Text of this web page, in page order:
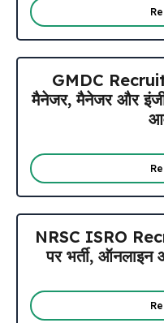
GMDC
मैनेजर, मैनेजर और
NRSC ISRO
पर भर्ती,